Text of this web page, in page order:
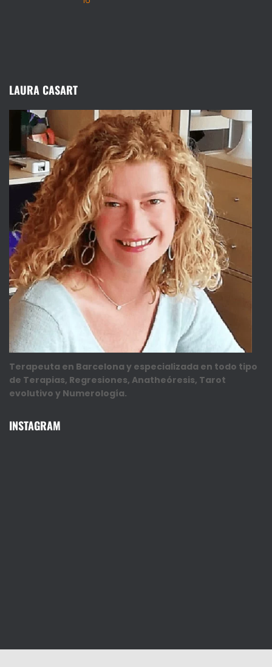
LAURA CASART
Terapeuta en Barcelona y especializada en todo tipo
de Terapias, Regresiones, Anatheóresis, Tarot
evolutivo y Numerología.
INSTAGRAM